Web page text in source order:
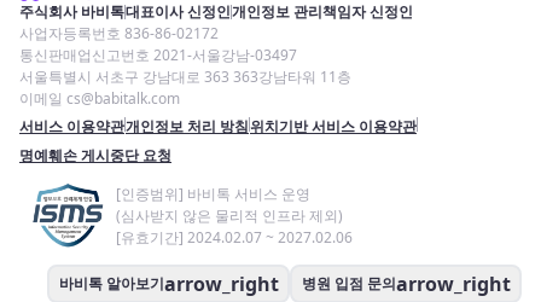
주식회사 바비톡대표이사 신정인개인정보 관리책임자 신정인
사업자등록번호 836-86-02172
통신판매업신고번호 2021-서울강남-03497
서울특별시 서초구 강남대로 363 363강남타워 11층
이메일 cs@babitalk.com
서비스 이용약관개인정보 처리 방침위치기반 서비스 이용약관
명예훼손 게시중단 요청
[인증범위] 바비톡 서비스 운영
(심사받지 않은 물리적 인프라 제외)
[유효기간] 2024.02.07 ~ 2027.02.06
바비톡 알아보기arrow_right 병원 입점 문의arrow_right